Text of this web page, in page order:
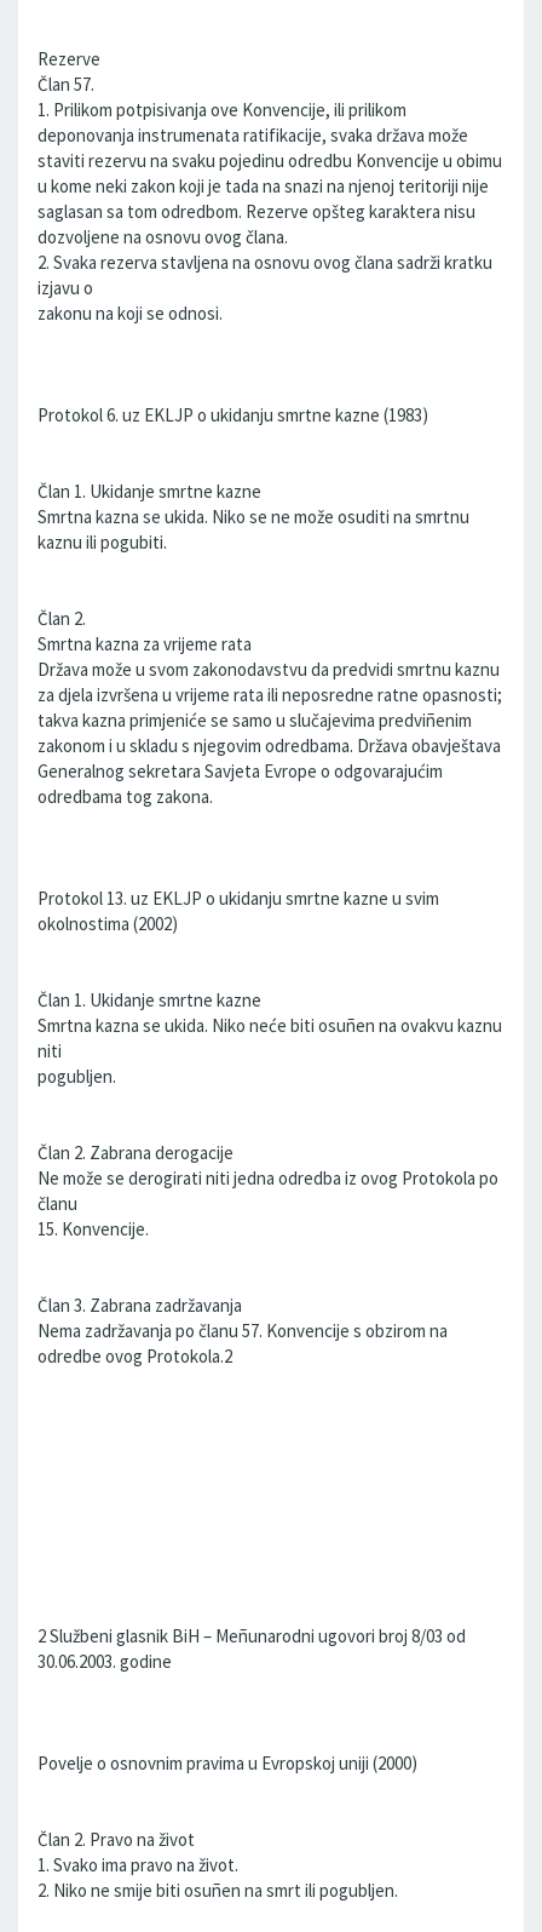
Rezerve
Član 57.
1. Prilikom potpisivanja ove Konvencije, ili prilikom
deponovanja instrumenata ratifikacije, svaka država može
staviti rezervu na svaku pojedinu odredbu Konvencije u obimu
u kome neki zakon koji je tada na snazi na njenoj teritoriji nije
saglasan sa tom odredbom. Rezerve opšteg karaktera nisu
dozvoljene na osnovu ovog člana.
2. Svaka rezerva stavljena na osnovu ovog člana sadrži kratku
izjavu o
zakonu na koji se odnosi.
Protokol 6. uz EKLJP o ukidanju smrtne kazne (1983)
Član 1. Ukidanje smrtne kazne
Smrtna kazna se ukida. Niko se ne može osuditi na smrtnu
kaznu ili pogubiti.
Član 2.
Smrtna kazna za vrijeme rata
Država može u svom zakonodavstvu da predvidi smrtnu kaznu
za djela izvršena u vrijeme rata ili neposredne ratne opasnosti;
takva kazna primjeniće se samo u slučajevima predviñenim
zakonom i u skladu s njegovim odredbama. Država obavještava
Generalnog sekretara Savjeta Evrope o odgovarajućim
odredbama tog zakona.
Protokol 13. uz EKLJP o ukidanju smrtne kazne u svim
okolnostima (2002)
Član 1. Ukidanje smrtne kazne
Smrtna kazna se ukida. Niko neće biti osuñen na ovakvu kaznu
niti
pogubljen.
Član 2. Zabrana derogacije
Ne može se derogirati niti jedna odredba iz ovog Protokola po
članu
15. Konvencije.
Član 3. Zabrana zadržavanja
Nema zadržavanja po članu 57. Konvencije s obzirom na
odredbe ovog Protokola.2
2 Službeni glasnik BiH – Meñunarodni ugovori broj 8/03 od
30.06.2003. godine
Povelje o osnovnim pravima u Evropskoj uniji (2000)
Član 2. Pravo na život
1. Svako ima pravo na život.
2. Niko ne smije biti osuñen na smrt ili pogubljen.